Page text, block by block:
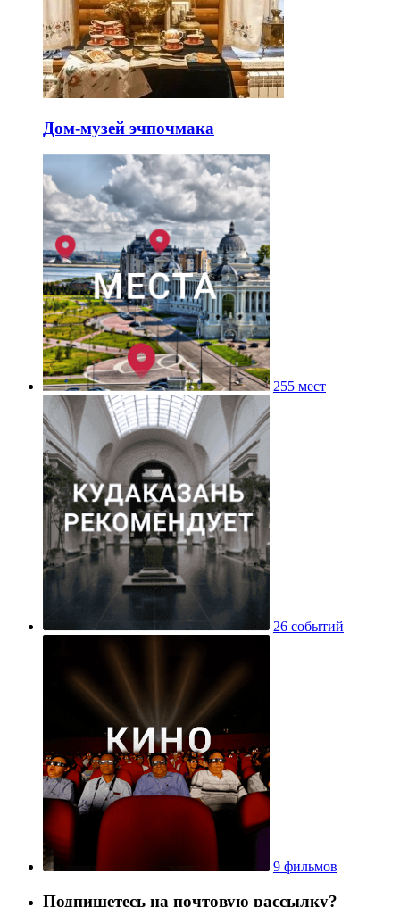
Дом-музей эчпочмака
255 мест
26 событий
9 фильмов
Подпишетесь на почтовую рассылку?